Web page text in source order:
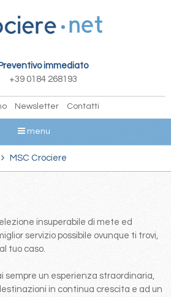
immediato
+39 0184 268193
Newsletter Contatti
menu
MSC Crociere
insuperabile di mete ed
servizio possibile ovunque ti trovi,
tuo caso.
sempre un esperienza straordinaria,
in continua crescita e ad un